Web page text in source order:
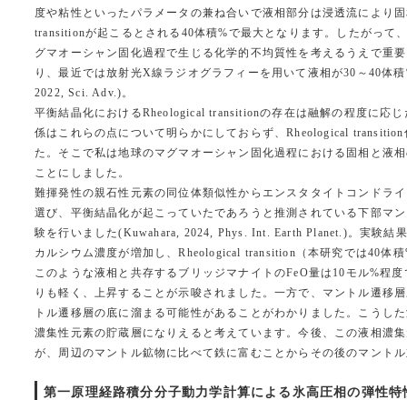
度や粘性といったパラメータの兼ね合いで液相部分は浸透流により
transitionが起こるとされる40体積%で最大となります。したがっ
グマオーシャン固化過程で生じる化学的不均質性を考えるうえで重
り、最近では放射光X線ラジオグラフィーを用いて液相が30～40
2022, Sci. Adv.)。
平衡結晶化におけるRheological transitionの存在は融解の程度に応
係はこれらの点について明らかにしておらず、Rheological
た。そこで私は地球のマグマオーシャン固化過程における固相と液
ことにしました。
難揮発性の親石性元素の同位体類似性からエンスタタイトコンド
選び、平衡結晶化が起こっていたであろうと推測されている下部マ
験を行いました(Kuwahara, 2024, Phys. Int. Earth Planet.)。実験結
カルシウム濃度が増加し、Rheological transition（本研究では40体
このような液相と共存するブリッジマナイトのFeO量は10モル%程
りも軽く、上昇することが示唆されました。一方で、マントル遷移
トル遷移層の底に溜まる可能性があることがわかりました。こうし
濃集性元素の貯蔵層になりえると考えています。今後、この液相濃
が、周辺のマントル鉱物に比べて鉄に富むことからその後のマント
第一原理経路積分分子動力学計算による氷高圧相の弾性